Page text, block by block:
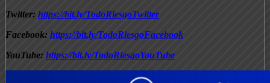
Twitter: https://bit.ly/TodoRiesgoTwitter
Facebook: https://bit.ly/TodoRiesgoFacebook
YouTube: https://bit.ly/TodoRiesgoYouTube